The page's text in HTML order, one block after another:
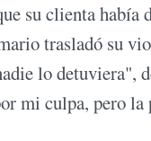
su clienta había
trasladó su
lo detuviera",
mi culpa, pero